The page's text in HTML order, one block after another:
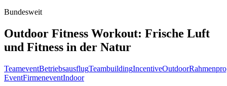
Bundesweit
Outdoor Fitness Workout: Frische Luft
und Fitness in der Natur
TeameventBetriebsausflugTeambuildingIncentiveOutdoor
EventFirmeneventIndoor